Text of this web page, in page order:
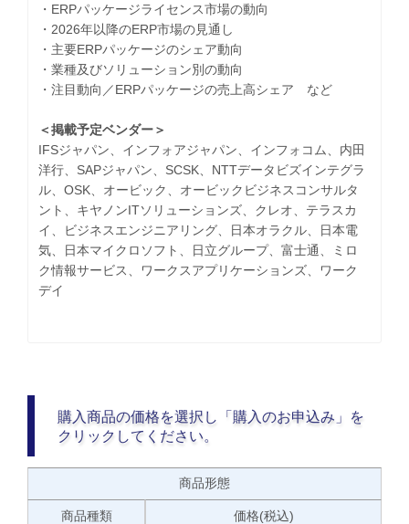
・ERPパッケージライセンス市場の動向
・2026年以降のERP市場の見通し
・主要ERPパッケージのシェア動向
・業種及びソリューション別の動向
・注目動向／ERPパッケージの売上高シェア など
＜掲載予定ベンダー＞
IFSジャパン、インフォアジャパン、インフォコム、内田
洋行、SAPジャパン、SCSK、NTTデータビズインテグラ
ル、OSK、オービック、オービックビジネスコンサルタ
ント、キヤノンITソリューションズ、クレオ、テラスカ
イ、ビジネスエンジニアリング、日本オラクル、日本電
気、日本マイクロソフト、日立グループ、富士通、ミロ
ク情報サービス、ワークスアプリケーションズ、ワーク
デイ
購入商品の価格を選択し「購入のお申込み」を
クリックしてください。
商品形態
商品種類 価格(税込)